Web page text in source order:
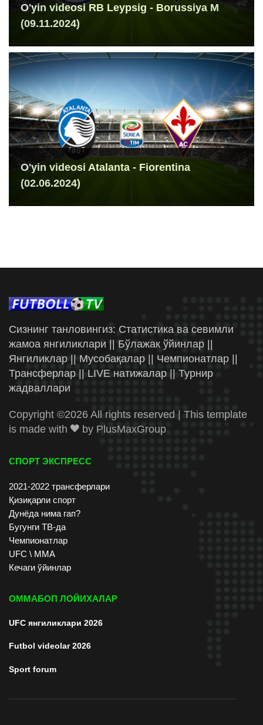
O'yin videosi RB Leypsig - Borussiya M
(09.11.2024)
O'yin videosi Atalanta - Fiorentina
(02.06.2024)
Сизнинг танловингиз: Статистика ва севимли
жамоа янгиликлари || Бўлажак ўйинлар ||
Янгиликлар || Мусобақалар || Чемпионатлар ||
Трансферлар || LIVE натижалар || Турнир
жадваллари
Copyright ©2026 All rights reserved | This template
is made with
by PlusMaxGroup
СПОРТ ЭКСПРЕСС
2021-2022 трансферлари
Қизиқарли спорт
Дунёда нима гап?
Бугунги ТВ-да
Чемпионатлар
UFC \ ММА
Кечаги ўйинлар
ОММАБОП ЛОЙИХАЛАР
UFC янгиликлари 2026
Futbol videolar 2026
Sport forum